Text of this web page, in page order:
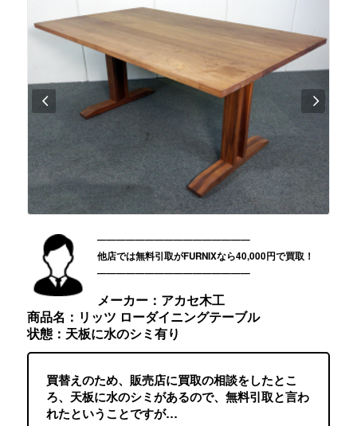
後
————————————————
他店では無料引取がFURNIXなら40,000円で買取！
————————————————
メーカー：アカセ木工
商品名：リッツ ローダイニングテーブル
状態：天板に水のシミ有り
買替えのため、販売店に買取の相談をしたとこ
ろ、天板に水のシミがあるので、無料引取と言わ
れたということですが…